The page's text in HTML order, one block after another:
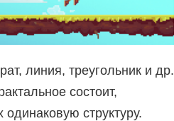
линия, треугольник и др.
состоит,
структуру.